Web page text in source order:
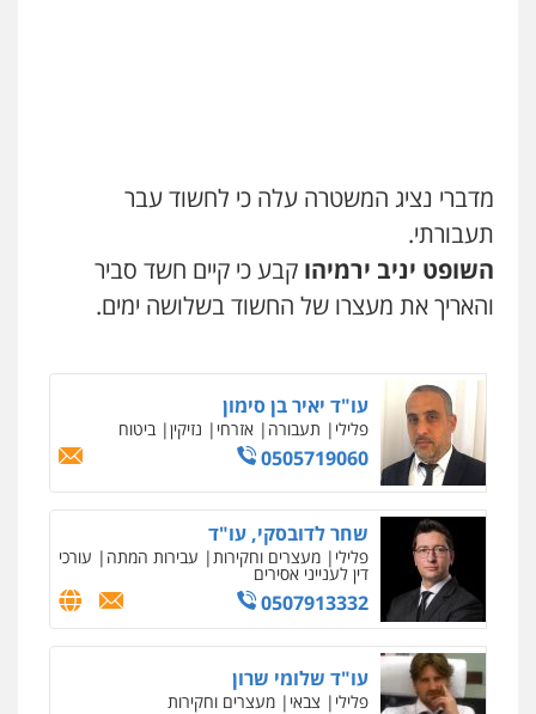
מדברי נציג המשטרה עלה כי לחשוד עבר
תעבורתי.
השופט יניב ירמיהו קבע כי קיים חשד סביר
והאריך את מעצרו של החשוד בשלושה ימים.
0545577862
עו"ד אריה פטר
לשעבר סגן מנהל המחלקה הפלילית
בפרקליטות המדינה
עו"ד יאיר בן סימון
פלילי תעבורה אזרחי נזיקין ביטוח
0505719060
שחר לדובסקי, עו"ד
פלילי מעצרים וחקירות עבירות המתה עורכי
דין לענייני אסירים
0507913332
עו"ד שלומי שרון
פלילי צבאי מעצרים וחקירות
צילום עורכי דין שירותים מקצועיים לעורכי
0504578527
רונן הלל – מוניטין
מחיקת כתבות מגוגל ודחיקת אזכורים
שליליים
שירותים מקצועיים לעורכי דין
0522508109
אחסון אתרים
מהירות הגנה גיבוי תמיכה שירותים